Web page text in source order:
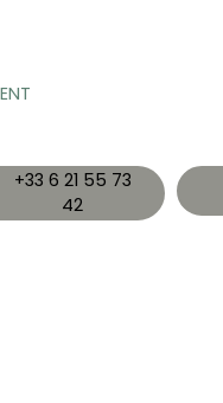
+33 6 21 55 73
42